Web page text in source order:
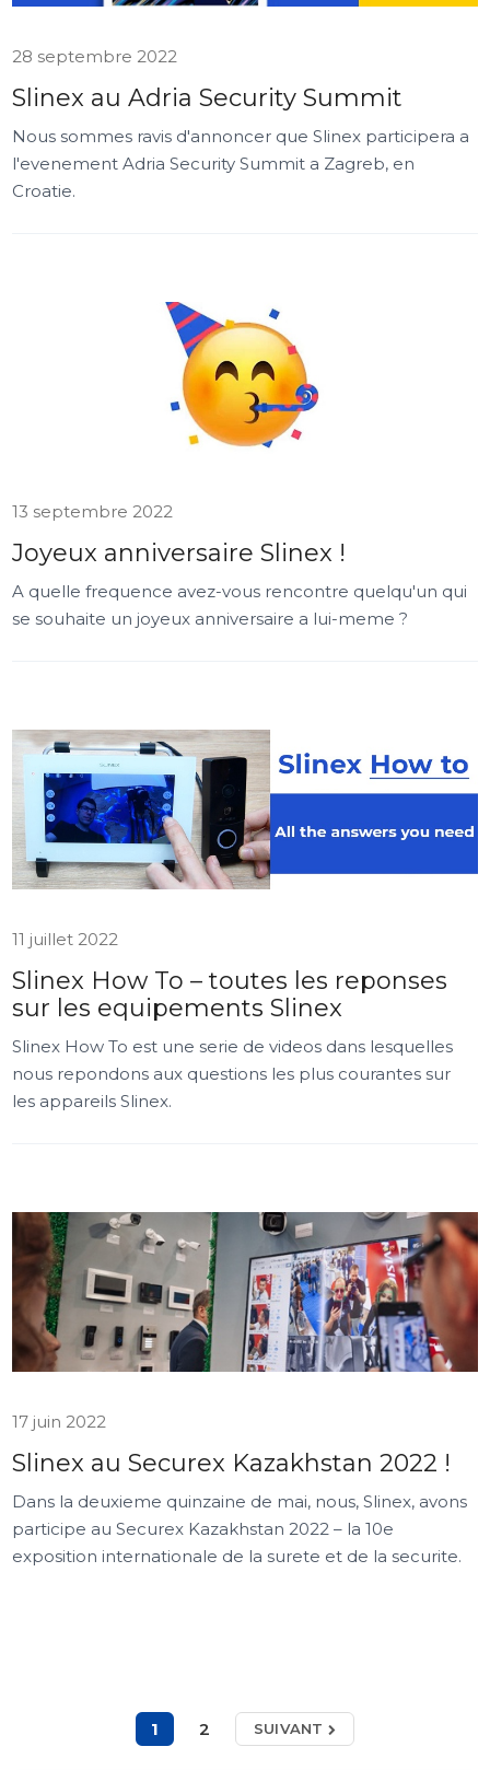
28 septembre 2022
Slinex au Adria Security Summit
Nous sommes ravis d'annoncer que Slinex participera a
l'evenement Adria Security Summit a Zagreb, en
Croatie.
13 septembre 2022
Joyeux anniversaire Slinex !
A quelle frequence avez-vous rencontre quelqu'un qui
se souhaite un joyeux anniversaire a lui-meme ?
11 juillet 2022
Slinex How To – toutes les reponses
sur les equipements Slinex
Slinex How To est une serie de videos dans lesquelles
nous repondons aux questions les plus courantes sur
les appareils Slinex.
17 juin 2022
Slinex au Securex Kazakhstan 2022 !
Dans la deuxieme quinzaine de mai, nous, Slinex, avons
participe au Securex Kazakhstan 2022 – la 10e
exposition internationale de la surete et de la securite.
1 2 SUIVANT